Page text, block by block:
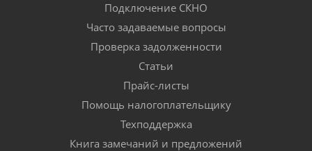
Подключение СКНО
Часто задаваемые вопросы
Проверка задолженности
Статьи
Прайс-листы
Помощь налогоплательщику
Техподдержка
Книга замечаний и предложений